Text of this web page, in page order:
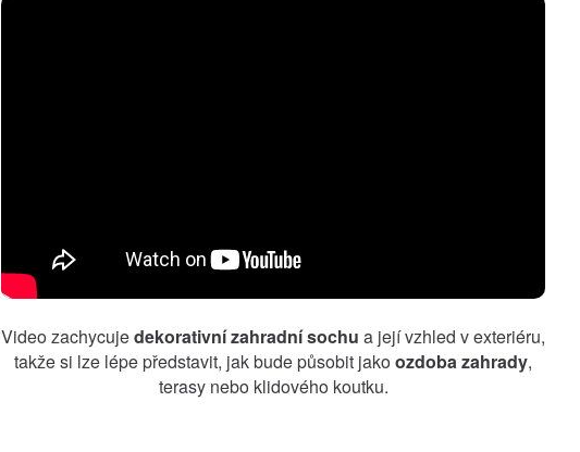
Video zachycujedekorativní zahradní sochu a její vzhled v exteriéru,
takže si lze lépe představit, jak bude působit jako ozdoba zahrady,
terasy nebo klidového koutku.